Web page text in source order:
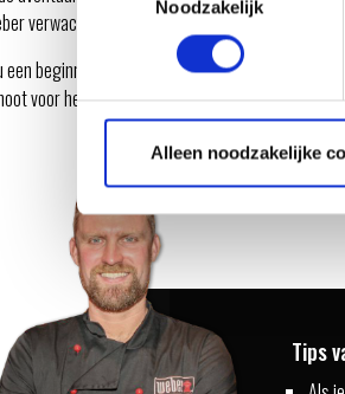
Noodzakelijk
Alleen noodzakelijke
verwacht, in een compact en draagbaar formaat.
een beginnende barbecueër bent of een
voor heerlijk buitenkoken, waar je ook bent!
Tips